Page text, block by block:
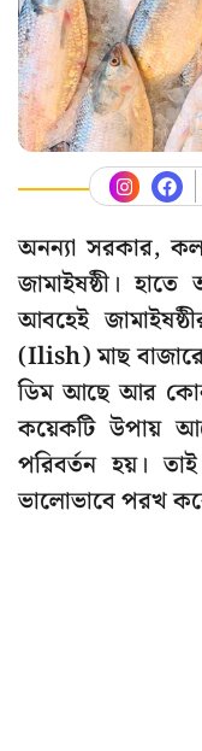
অনন্যা সরকার,
জামাইষষ্ঠী।
আবহেই
(Ilish) মাছ
ডিম আছে আর
কয়েকটি উপায়
পরিবর্তন হয়।
ভালোভাবে পরখ